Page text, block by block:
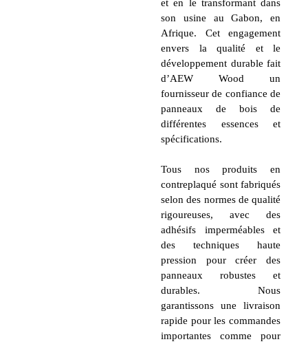
et en le transformant dans
son usine au Gabon, en
Afrique. Cet engagement
envers la qualité et le
développement durable fait
d’AEW Wood un
fournisseur de confiance de
panneaux de bois de
différentes essences et
spécifications.
Tous nos produits en
contreplaqué sont fabriqués
selon des normes de qualité
rigoureuses, avec des
adhésifs imperméables et
des techniques haute
pression pour créer des
panneaux robustes et
durables. Nous
garantissons une livraison
rapide pour les commandes
importantes comme pour